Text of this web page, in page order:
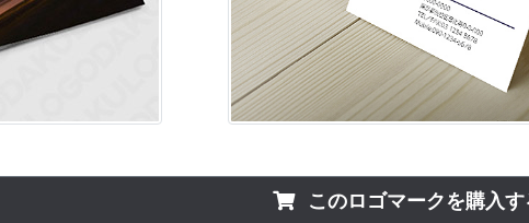
このロゴマークを購入す